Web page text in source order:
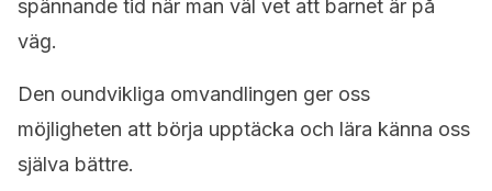
spännande tid när man väl vet att barnet är på
väg.
Den oundvikliga omvandlingen ger oss
möjligheten att börja upptäcka och lära känna oss
själva bättre.